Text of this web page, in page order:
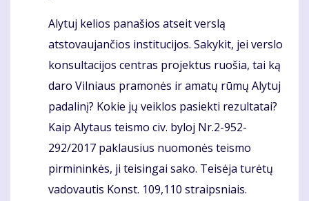
Komentaras
Alytuj kelios panašios atseit verslą
atstovaujančios institucijos. Sakykit, jei verslo
konsultacijos centras projektus ruošia, tai ką
daro Vilniaus pramonės ir amatų rūmų Alytuj
padalinį? Kokie jų veiklos pasiekti rezultatai?
Kaip Alytaus teismo civ. byloj Nr.2-952-
292/2017 paklausius nuomonės teismo
pirmininkės, ji teisingai sako. Teisėja turėtų
vadovautis Konst. 109,110 straipsniais.